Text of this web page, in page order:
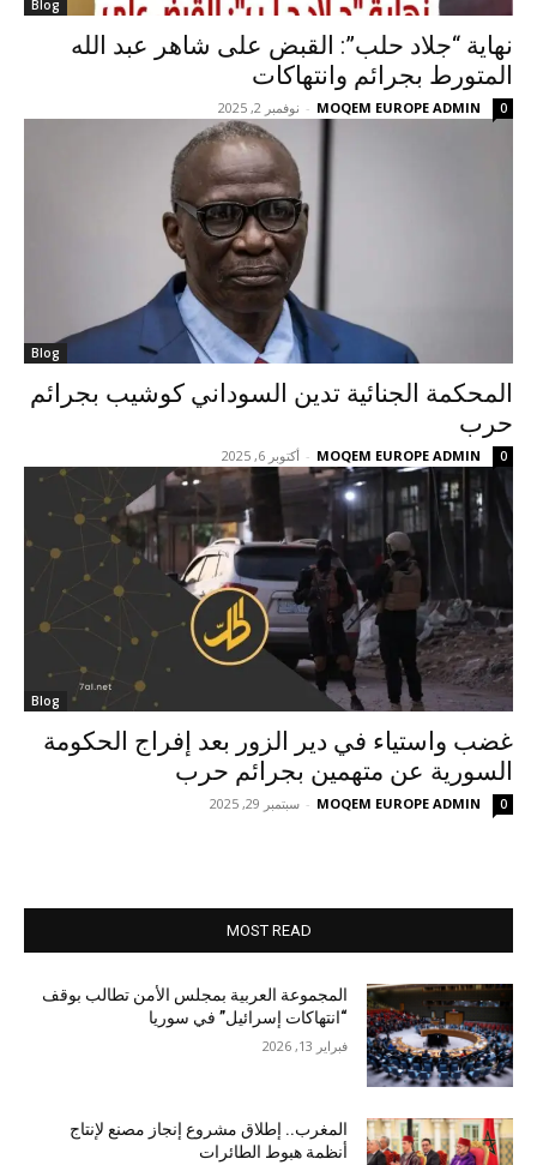
Blog
نهاية “جلاد حلب”: القبض على شاهر عبد الله
المتورط بجرائم وانتهاكات
MOQEM EUROPE ADMIN
- نوفمبر 2, 2025 0
Blog
المحكمة الجنائية تدين السوداني كوشيب بجرائم
حرب
MOQEM EUROPE ADMIN
- أكتوبر 6, 2025 0
Blog
غضب واستياء في دير الزور بعد إفراج الحكومة
السورية عن متهمين بجرائم حرب
MOQEM EUROPE ADMIN
- سبتمبر 29, 2025 0
MOST READ
المجموعة العربية بمجلس الأمن تطالب بوقف
“انتهاكات إسرائيل” في سوريا
فبراير 13, 2026
المغرب.. إطلاق مشروع إنجاز مصنع لإنتاج
أنظمة هبوط الطائرات